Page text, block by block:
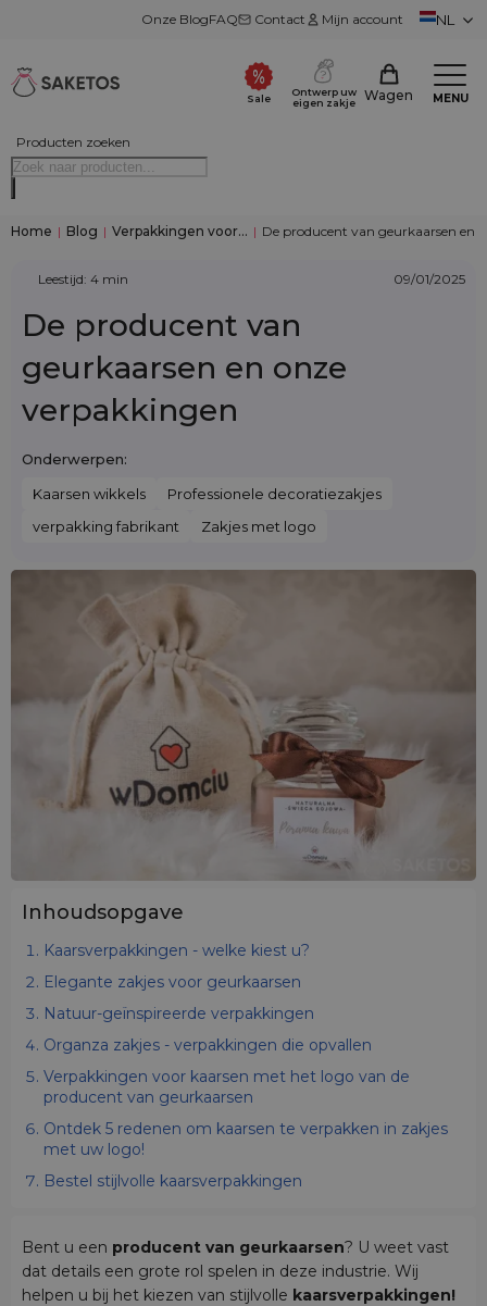
Onze BlogFAQ Contact Mijn account NL
Producten zoeken
Sale
Ontwerp uw
eigen zakje
Wagen MENU
Home | Blog | Verpakkingen voor... | De producent van geurkaarsen en
Leestijd: 4 min 09/01/2025
De producent van
geurkaarsen en onze
verpakkingen
Onderwerpen:
Kaarsen wikkels
Professionele decoratiezakjes
verpakking fabrikant
Zakjes met logo
Inhoudsopgave
Kaarsverpakkingen - welke kiest u?
Elegante zakjes voor geurkaarsen
Natuur-geïnspireerde verpakkingen
Organza zakjes - verpakkingen die opvallen
Verpakkingen voor kaarsen met het logo van de
producent van geurkaarsen
Ontdek 5 redenen om kaarsen te verpakken in zakjes
met uw logo!
Bestel stijlvolle kaarsverpakkingen
Bent u een producent van geurkaarsen? U weet vast
dat details een grote rol spelen in deze industrie. Wij
helpen u bij het kiezen van stijlvolle kaarsverpakkingen!